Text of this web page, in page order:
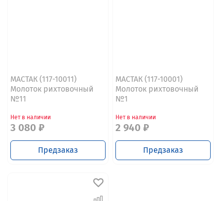
МАСТАК (117-10011)
Молоток рихтовочный
№11
Нет в наличии
3 080 ₽
Предзаказ
МАСТАК (117-10001)
Молоток рихтовочный
№1
Нет в наличии
2 940 ₽
Предзаказ